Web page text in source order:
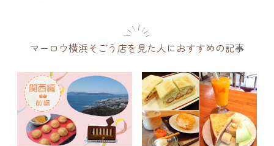
マーロウ横浜そごう店を見た人におすすめの記事